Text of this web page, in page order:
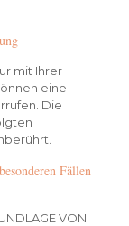
mit Ihrer
eine
Die
Fällen
VON